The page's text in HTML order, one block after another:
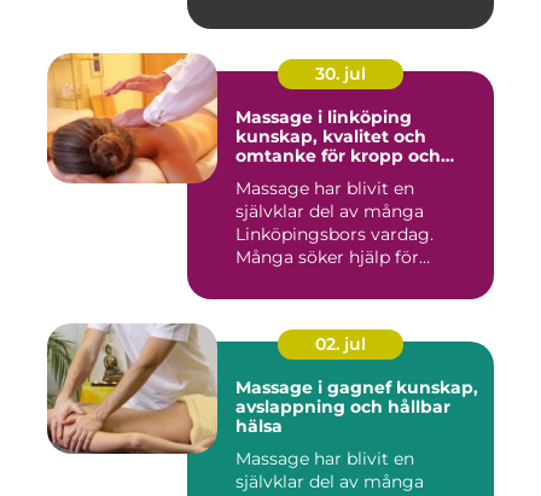
30. jul
Massage i linköping
kunskap, kvalitet och
omtanke för kropp och
Massage har blivit en
självklar del av många
Linköpingsbors vardag.
Många söker hjälp för
02. jul
Massage i gagnef kunskap,
avslappning och hållbar
hälsa
Massage har blivit en
självklar del av många